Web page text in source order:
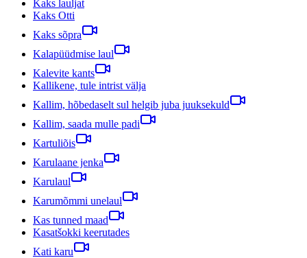
Kaks lauljat
Kaks Otti
Kaks sõpra
Kalapüüdmise laul
Kalevite kants
Kallikene, tule intrist välja
Kallim, hõbedaselt sul helgib juba juuksekuld
Kallim, saada mulle padi
Kartuliõis
Karulaane jenka
Karulaul
Karumõmmi unelaul
Kas tunned maad
Kasatšokki keerutades
Kati karu